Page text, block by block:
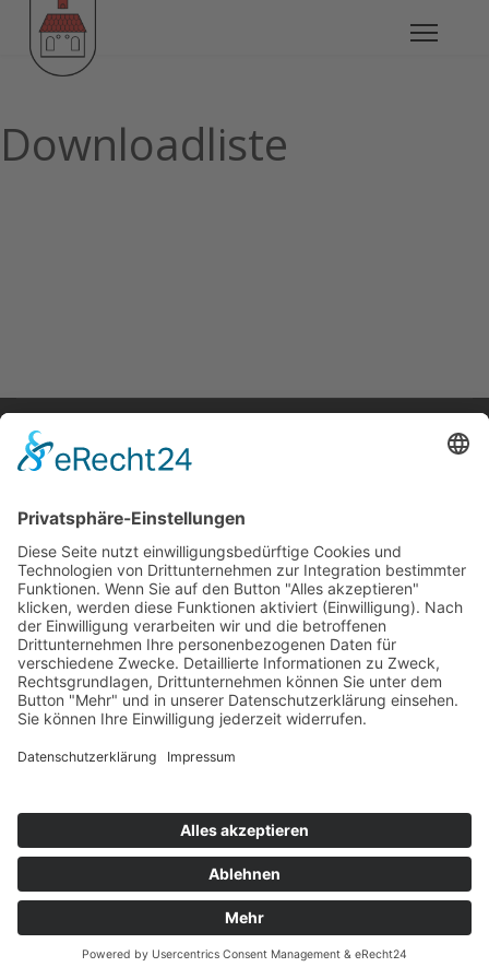
Downloadliste
Beitragsaufrufe
Startseite
Impressum
Datenschutz
Webautor